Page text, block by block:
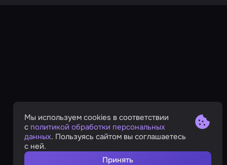
Мы используем cookies в соответствии
с политикой обработки персональных
данных. Пользуясь сайтом вы соглашаетесь
с ней.
Принять